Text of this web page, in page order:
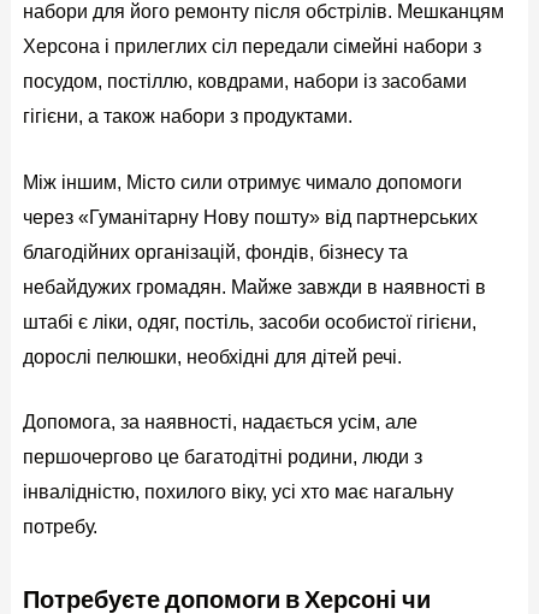
набори для його ремонту після обстрілів. Мешканцям
Херсона і прилеглих сіл передали сімейні набори з
посудом, постіллю, ковдрами, набори із засобами
гігієни, а також набори з продуктами.
Між іншим, Місто сили отримує чимало допомоги
через «Гуманітарну Нову пошту» від партнерських
благодійних організацій, фондів, бізнесу та
небайдужих громадян. Майже завжди в наявності в
штабі є ліки, одяг, постіль, засоби особистої гігієни,
дорослі пелюшки, необхідні для дітей речі.
Допомога, за наявності, надається усім, але
першочергово це багатодітні родини, люди з
інвалідністю, похилого віку, усі хто має нагальну
потребу.
Потребуєте допомоги в Херсоні чи